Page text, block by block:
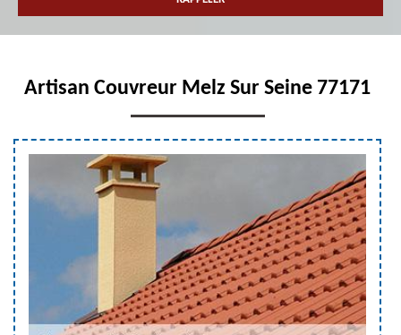
Artisan Couvreur Melz Sur Seine 77171